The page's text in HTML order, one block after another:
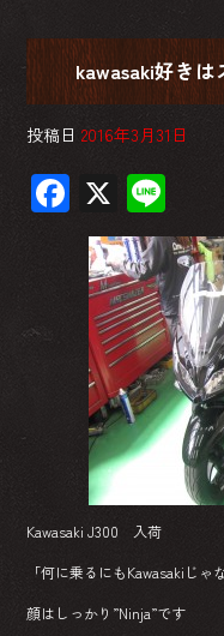
kawasaki好き
投稿日 2016年3月31日
F
ac
e
b
o
ok
X
ne
Kawasaki J300 入荷
「何に乗るにもKawasakiじ
顔はしっかり”Ninja”です